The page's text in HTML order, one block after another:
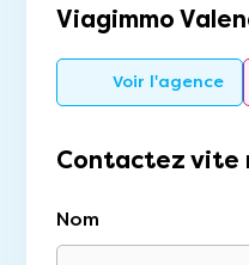
Viagimmo
Voir l'agence
Contactez vite
Nom